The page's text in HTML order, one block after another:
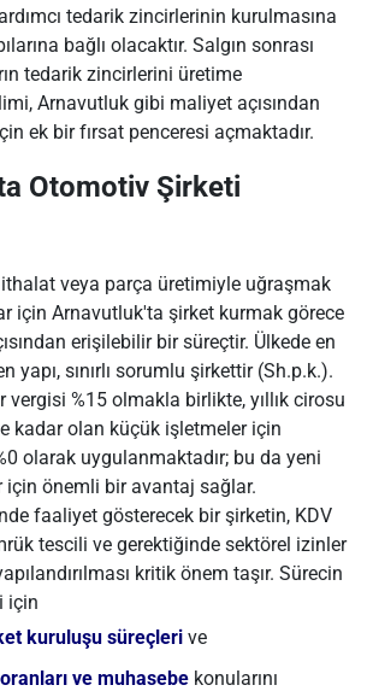
tedarik zincirlerinin kurulmasına
bağlı olacaktır. Salgın sonrası
tedarik zincirlerini üretime
Arnavutluk gibi maliyet açısından
ek bir fırsat penceresi açmaktadır.
Otomotiv Şirketi
veya parça üretimiyle uğraşmak
için Arnavutluk'ta şirket kurmak görece
erişilebilir bir süreçtir. Ülkede en
yapı, sınırlı sorumlu şirkettir (Sh.p.k.).
%15 olmakla birlikte, yıllık cirosu
kadar olan küçük işletmeler için
olarak uygulanmaktadır; bu da yeni
için önemli bir avantaj sağlar.
faaliyet gösterecek bir şirketin, KDV
tescili ve gerektiğinde sektörel izinler
kritik önem taşır. Sürecin
için
kuruluşu süreçleri ve
ve muhasebe konularını